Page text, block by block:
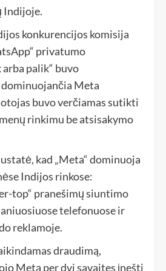
Indijoje.
konkurencijos komisija
privatumo
palik“ buvo
Meta
buvo verčiamas sutikti
rinkimu be atsisakymo
kad „Meta“ dominuoja
Indijos rinkose:
top“ pranešimų siuntimo
telefonuose ir
reklamoje.
draudimą,
Metą per dvi savaites įnešti